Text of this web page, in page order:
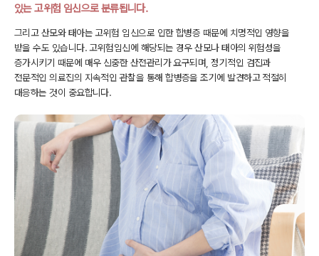
있는 고위험 임신으로 분류됩니다.
그리고 산모와 태아는 고위험 임신으로 인한 합병증 때문에 치명적인 영향을
받을 수도 있습니다.고위험임신에 해당되는 경우 산모나 태아의 위험성을
증가시키기 때문에 매우 신중한 산전관리가 요구되며, 정기적인 검진과
전문적인 의료진의 지속적인 관찰을 통해합병증을 조기에 발견하고 적절히
대응하는 것이 중요합니다.